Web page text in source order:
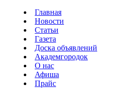
Главная
Новости
Статьи
Газета
Доска объявлений
Академгородок
О нас
Афиша
Прайс